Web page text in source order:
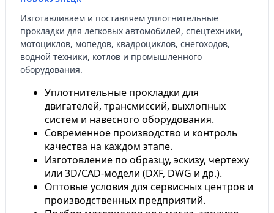
Изготавливаем и поставляем уплотнительные
прокладки для легковых автомобилей, спецтехники,
мотоциклов, мопедов, квадроциклов, снегоходов,
водной техники, котлов и промышленного
оборудования.
Уплотнительные прокладки для
двигателей, трансмиссий, выхлопных
систем и навесного оборудования.
Современное производство и контроль
качества на каждом этапе.
Изготовление по образцу, эскизу, чертежу
или 3D/CAD-модели (DXF, DWG и др.).
Оптовые условия для сервисных центров и
производственных предприятий.